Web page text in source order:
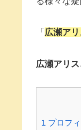
「 広瀬ア
広瀬アリス
1 プロフ